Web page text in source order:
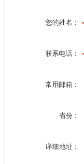
您的姓名：
联系电话：
常用邮箱：
省份：
详细地址：